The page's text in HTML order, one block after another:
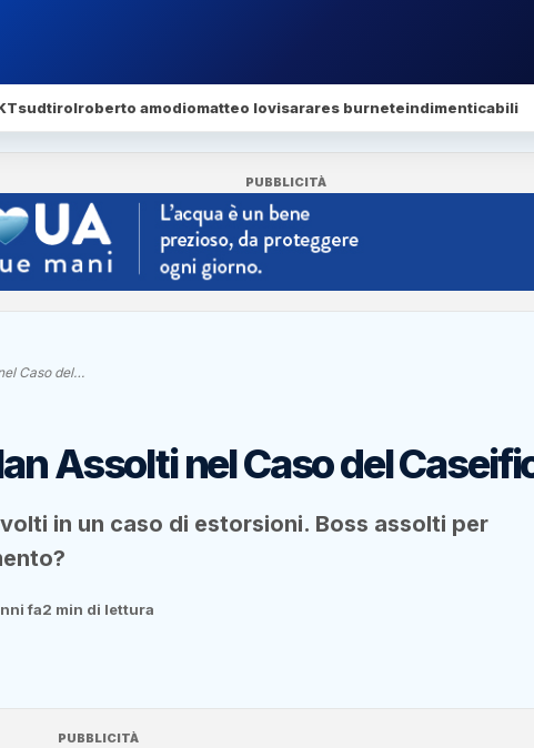
sudtirolroberto amodiomatteo lovisarares burneteindimenticabili
PUBBLICITÀ
Caso del…
Assolti nel Caso del
in un caso di estorsioni. Boss assolti per
fa2 min di lettura
PUBBLICITÀ